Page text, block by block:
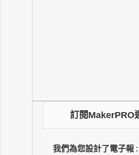
訂閱MakerPRO
我們為您設計了電子報 :